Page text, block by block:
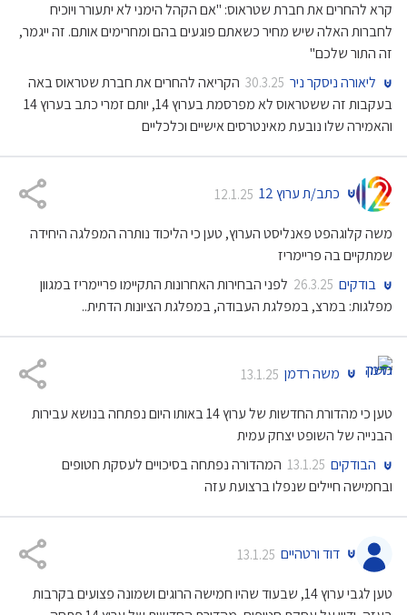
קרא להחרים את חברת שטראוס: "אם הקהל הימני לא יתעורר ויוכיח
לחברות האלה שיש מחיר כשאתם פוגעים בהם ומחרימים אותם. זה ייגמר,
זה התור שלכם"
ליאורה ניסקר ניר 30.3.25 הקריאה להחרים את חברת שטראוס באה
בעקבות זה ששטראוס לא מפרסמת בערוץ 14, יותם זמרי כתב בערוץ 14
והאמירה שלו נובעת מאינטרסים אישיים וכלכליים
כתב/ת ערוץ 12 12.1.25
משה קלוגהפט פאנליסט הערוץ, טען כי הליכוד נותרה המפלגה היחידה
שמתקיים בה פריימריז
בודקים 26.3.25 לפני הבחירות האחרונות התקיימו פריימריז במגוון
מפלגות: במרצ, במפלגת העבודה, במפלגת הציונות הדתית..
משה רדמן 13.1.25
טען כי מהדורת החדשות של ערוץ 14 באותו היום נפתחה בנושא עבירות
הבנייה של השופט יצחק עמית
הבודקים 13.1.25 המהדורה נפתחה בסיכויים לעסקת חטופים
ובחמישה חיילים שנפלו ברצועת עזה
דוד ורטהיים 13.1.25
טען לגבי ערוץ 14, שבעוד שהיו חמישה הרוגים ושמונה פצועים בקרבות